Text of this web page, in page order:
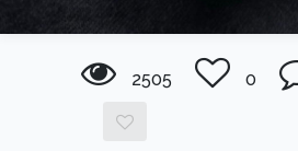
2505 0